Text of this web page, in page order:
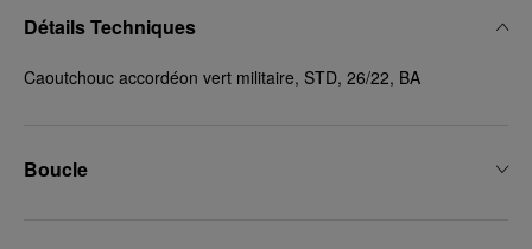
Détails Techniques
Caoutchouc accordéon vert militaire, STD, 26/22, BA
Boucle